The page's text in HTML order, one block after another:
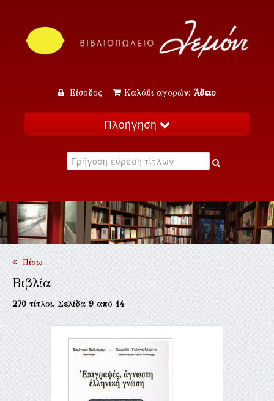
Είσοδος Καλάθι αγορών: Άδειο
Πλοήγηση
Κατάλογος
Εκδηλώσεις
Επικοινωνία
Πίσω
Βιβλία
270τίτλοι. Σελίδα9από14